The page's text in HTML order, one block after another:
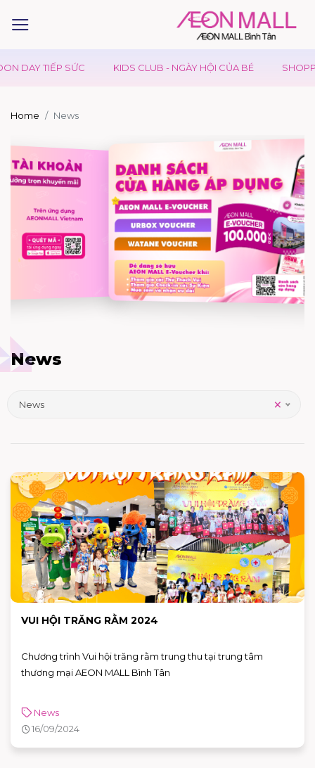
SỨC KIDS CLUB - NGÀY HỘI CỦA BÉ SHOPPING
Home News
News
×
News
VUI HỘI TRĂNG RẰM 2024
Chương trình Vui hội trăng rằm trung thu tại trung tâm
thương mại AEON MALL Bình Tân
News
16/09/2024